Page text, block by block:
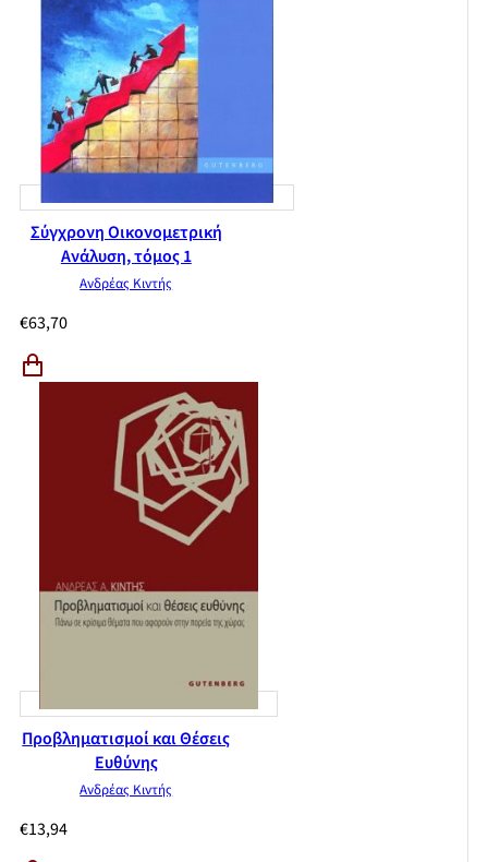
Σύγχρονη Οικονομετρική
Ανάλυση, τόμος 1
Ανδρέας Κιντής
€63,70
Προβληματισμοί και Θέσεις
Ευθύνης
Ανδρέας Κιντής
€13,94